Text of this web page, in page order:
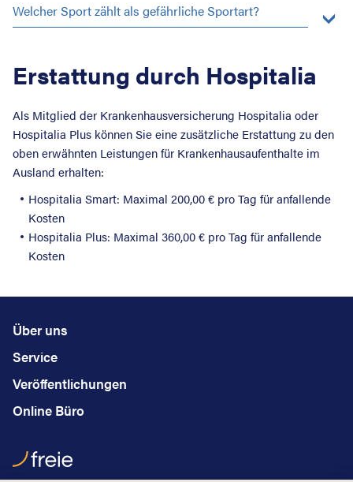
Welcher Sport zählt als gefährliche Sportart?
Erstattung durch Hospitalia
Als Mitglied der Krankenhausversicherung Hospitalia oder
Hospitalia Plus können Sie eine zusätzliche Erstattung zu den
oben erwähnten Leistungen für Krankenhausaufenthalte im
Ausland erhalten:
Hospitalia Smart: Maximal 200,00 € pro Tag für anfallende
Kosten
Hospitalia Plus: Maximal 360,00 € pro Tag für anfallende
Kosten
Über uns
Service
Veröffentlichungen
Online Büro